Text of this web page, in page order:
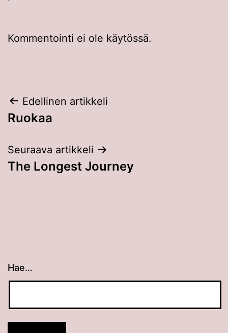
Kommentointi ei ole käytössä.
Artikkelien
selaus
Edellinen artikkeli
Ruokaa
Seuraava artikkeli
The Longest Journey
Hae…
Kun tuloksia tulee, voit selata niitä